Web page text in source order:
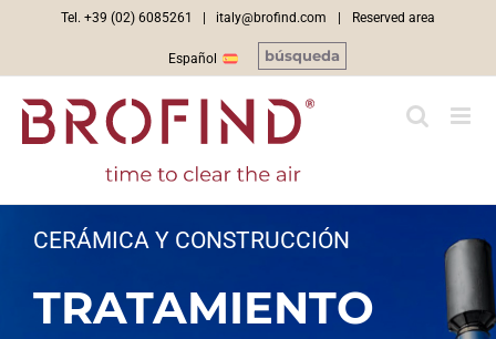
Tel. +39 (02) 6085261 | italy@brofind.com Reserved area
Español búsqueda
CERÁMICA Y CONSTRUCCIÓN
TRATAMIENTO